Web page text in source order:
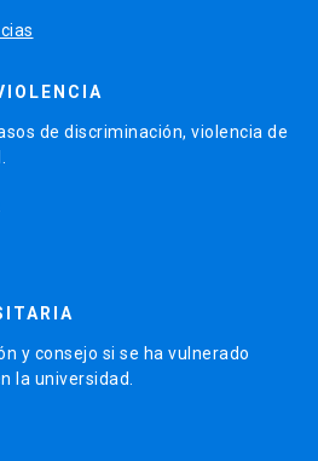
de discriminación, violencia de
y consejo si se ha vulnerado
la universidad.